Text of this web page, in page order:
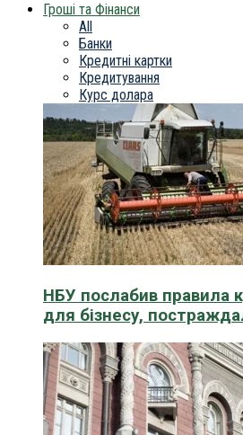
Гроші та Фінанси
All
Банки
Кредитні картки
Кредитування
Курс долара
НБУ послабив правила
для бізнесу,